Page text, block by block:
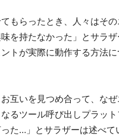
てもらったとき、人々はそ
を持たなかった」とサラ
トが実際に動作する方法
お互いを見つめ合って、な
るツール呼び出しプラッ
た…」とサラザーは述べて